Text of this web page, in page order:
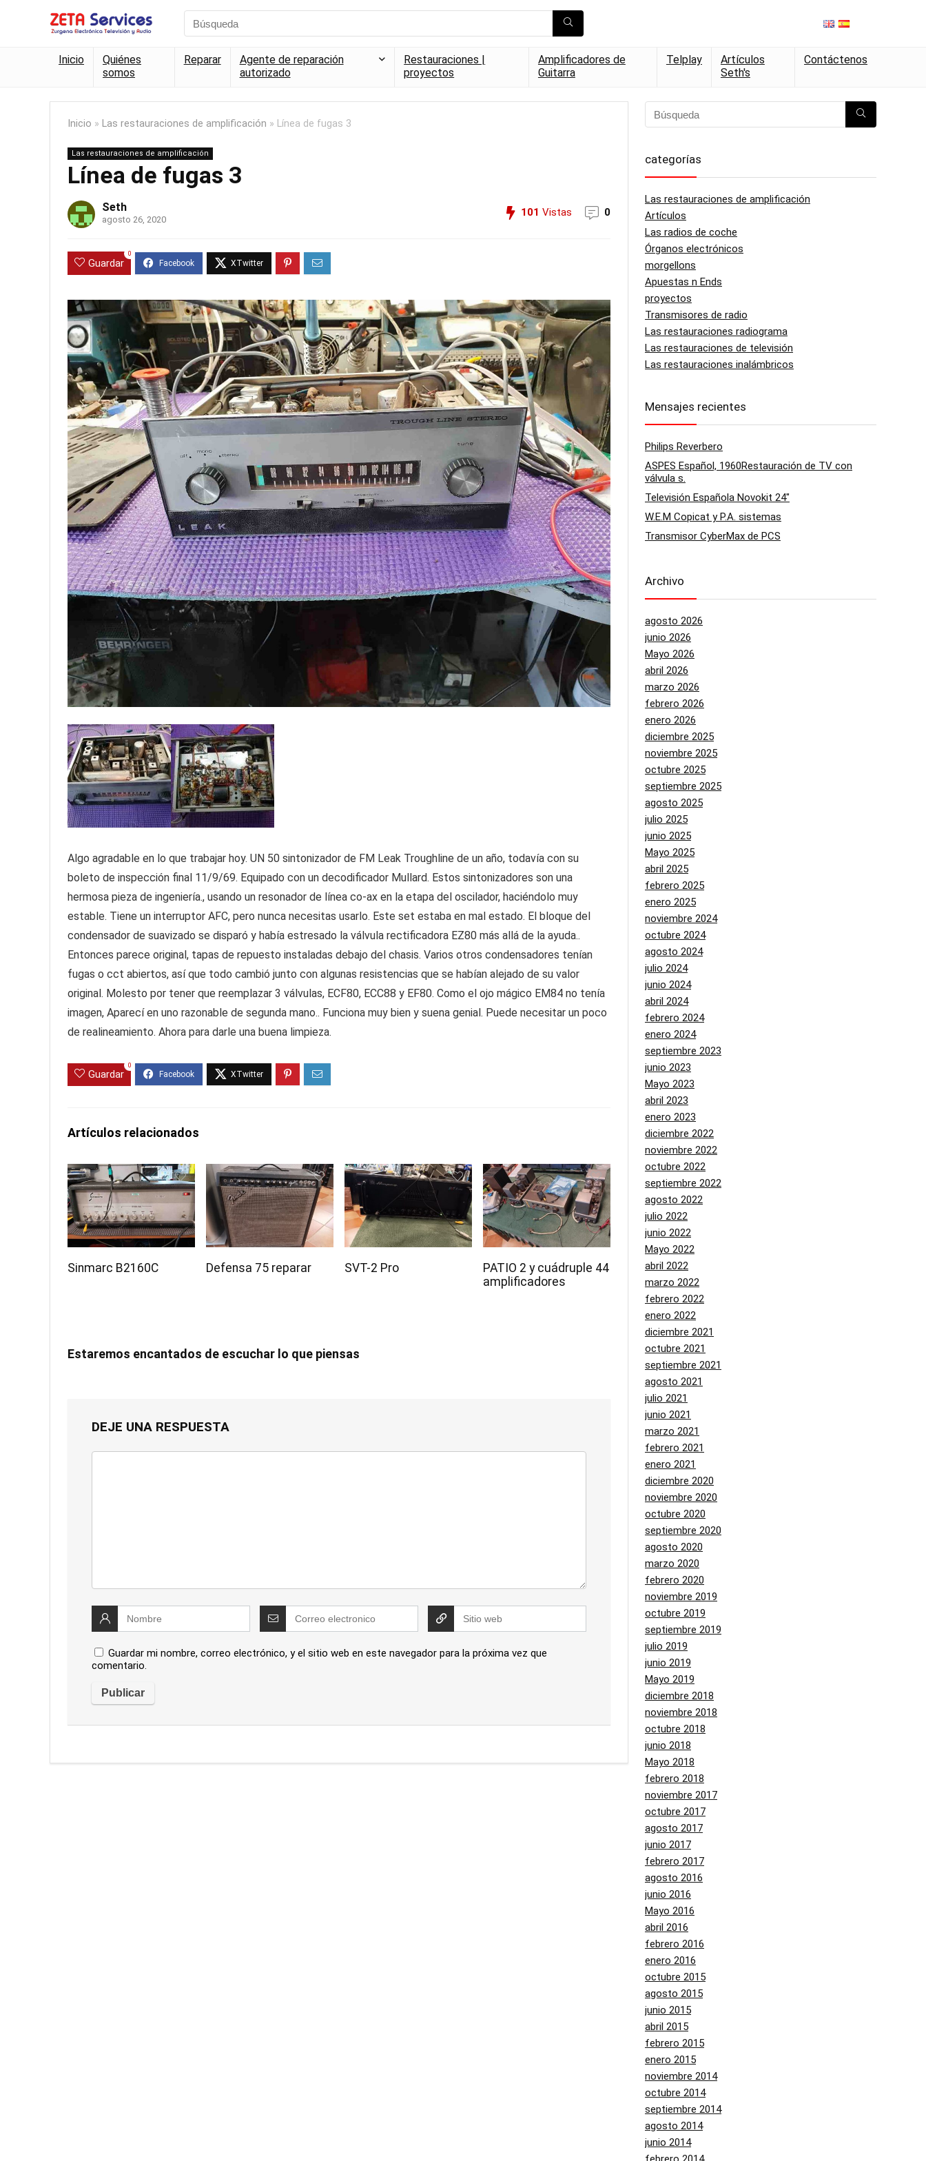
Inicio
Quiénes
somos
Reparar
Agente de reparación
autorizado
Restauraciones |
proyectos
Amplificadores de
Guitarra
Telplay
Artículos
Seth's
Contáctenos
Inicio » Las restauraciones de amplificación » Línea de fugas 3
Las restauraciones de amplificación
Línea de fugas 3
Seth
agosto 26, 2020
101 Vistas 0
Guardar
0
Algo agradable en lo que trabajar hoy. UN 50 sintonizador de FM Leak Troughline de un año, todavía con su
boleto de inspección final 11/9/69. Equipado con un decodificador Mullard. Estos sintonizadores son una
hermosa pieza de ingeniería., usando un resonador de línea co-ax en la etapa del oscilador, haciéndolo muy
estable. Tiene un interruptor AFC, pero nunca necesitas usarlo. Este set estaba en mal estado. El bloque del
condensador de suavizado se disparó y había estresado la válvula rectificadora EZ80 más allá de la ayuda..
Entonces parece original, tapas de repuesto instaladas debajo del chasis. Varios otros condensadores tenían
fugas o cct abiertos, así que todo cambió junto con algunas resistencias que se habían alejado de su valor
original. Molesto por tener que reemplazar 3 válvulas, ECF80, ECC88 y EF80. Como el ojo mágico EM84 no tenía
imagen, Aparecí en uno razonable de segunda mano.. Funciona muy bien y suena genial. Puede necesitar un poco
de realineamiento. Ahora para darle una buena limpieza.
Guardar
0
Artículos relacionados
Sinmarc B2160C Defensa 75 reparar SVT-2 Pro
PATIO 2 y cuádruple 44
amplificadores
Estaremos encantados de escuchar lo que piensas
DEJE UNA RESPUESTA
Guardar mi nombre, correo electrónico, y el sitio web en este navegador para la próxima vez que
comentario.
categorías
Las restauraciones de amplificación
Artículos
Las radios de coche
Órganos electrónicos
morgellons
Apuestas n Ends
proyectos
Transmisores de radio
Las restauraciones radiograma
Las restauraciones de televisión
Las restauraciones inalámbricos
Mensajes recientes
Philips Reverbero
ASPES Español, 1960Restauración de TV con
válvula s.
Televisión Española Novokit 24″
W.E.M Copicat y P.A. sistemas
Transmisor CyberMax de PCS
Archivo
agosto 2026
junio 2026
Mayo 2026
abril 2026
marzo 2026
febrero 2026
enero 2026
diciembre 2025
noviembre 2025
octubre 2025
septiembre 2025
agosto 2025
julio 2025
junio 2025
Mayo 2025
abril 2025
febrero 2025
enero 2025
noviembre 2024
octubre 2024
agosto 2024
julio 2024
junio 2024
abril 2024
febrero 2024
enero 2024
septiembre 2023
junio 2023
Mayo 2023
abril 2023
enero 2023
diciembre 2022
noviembre 2022
octubre 2022
septiembre 2022
agosto 2022
julio 2022
junio 2022
Mayo 2022
abril 2022
marzo 2022
febrero 2022
enero 2022
diciembre 2021
octubre 2021
septiembre 2021
agosto 2021
julio 2021
junio 2021
marzo 2021
febrero 2021
enero 2021
diciembre 2020
noviembre 2020
octubre 2020
septiembre 2020
agosto 2020
marzo 2020
febrero 2020
noviembre 2019
octubre 2019
septiembre 2019
julio 2019
junio 2019
Mayo 2019
diciembre 2018
noviembre 2018
octubre 2018
junio 2018
Mayo 2018
febrero 2018
noviembre 2017
octubre 2017
agosto 2017
junio 2017
febrero 2017
agosto 2016
junio 2016
Mayo 2016
abril 2016
febrero 2016
enero 2016
octubre 2015
agosto 2015
junio 2015
abril 2015
febrero 2015
enero 2015
noviembre 2014
octubre 2014
septiembre 2014
agosto 2014
junio 2014